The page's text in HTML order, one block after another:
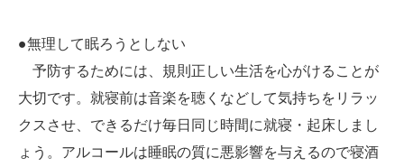
●無理して眠ろうとしない
予防するためには、規則正しい生活を心がけることが
大切です。就寝前は音楽を聴くなどして気持ちをリラッ
クスさせ、できるだけ毎日同じ時間に就寝・起床しまし
ょう。アルコールは睡眠の質に悪影響を与えるので寝酒